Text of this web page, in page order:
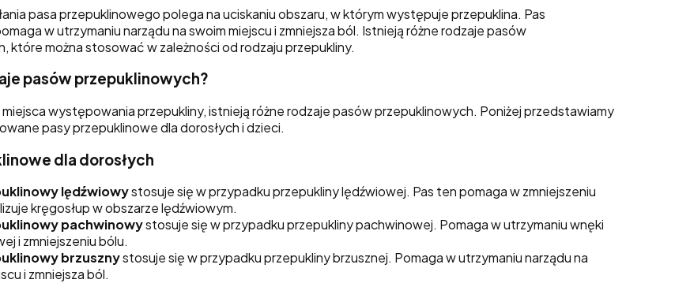
pasa przepuklinowego polega na uciskaniu obszaru, w którym występuje przepuklina. Pas
w utrzymaniu narządu na swoim miejscu i zmniejsza ból. Istnieją różne rodzaje pasów
które można stosować w zależności od rodzaju przepukliny.
pasów przepuklinowych?
występowania przepukliny, istnieją różne rodzaje pasów przepuklinowych. Poniżej przedstawiamy
pasy przepuklinowe dla dorosłych i dzieci.
dla dorosłych
lędźwiowystosuje się w przypadku przepukliny lędźwiowej. Pas ten pomaga w zmniejszeniu
kręgosłup w obszarze lędźwiowym.
pachwinowystosuje się w przypadku przepukliny pachwinowej. Pomaga w utrzymaniu wnęki
i zmniejszeniu bólu.
brzusznystosuje się w przypadku przepukliny brzusznej. Pomaga w utrzymaniu narządu na
i zmniejsza ból.